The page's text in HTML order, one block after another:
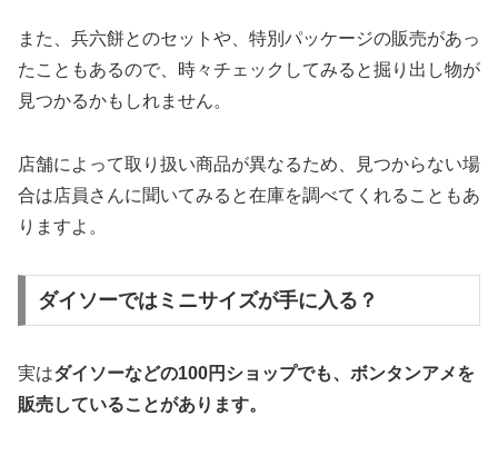
また、兵六餅とのセットや、特別パッケージの販売があっ
たこともあるので、時々チェックしてみると掘り出し物が
見つかるかもしれません。
店舗によって取り扱い商品が異なるため、見つからない場
合は店員さんに聞いてみると在庫を調べてくれることもあ
りますよ。
ダイソーではミニサイズが手に入る？
実はダイソーなどの100円ショップでも、ボンタンアメを
販売していることがあります。